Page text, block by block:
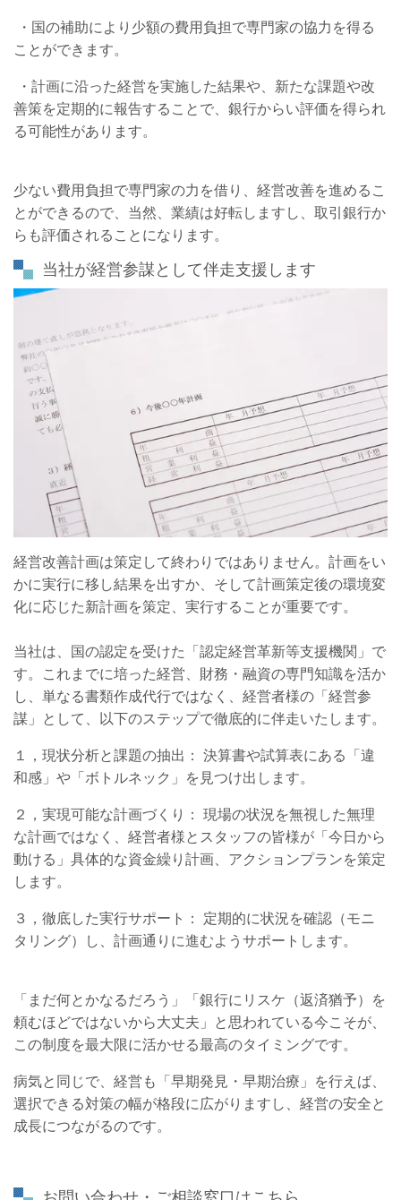
・国の補助により少額の費用負担で専門家の協力を得る
ことができます。
・計画に沿った経営を実施した結果や、新たな課題や改
善策を定期的に報告することで、銀行からい評価を得られ
る可能性があります。
少ない費用負担で専門家の力を借り、経営改善を進めるこ
とができるので、当然、業績は好転しますし、取引銀行か
らも評価されることになります。
当社が経営参謀として伴走支援します
経営改善計画は策定して終わりではありません。計画をい
かに実行に移し結果を出すか、そして計画策定後の環境変
化に応じた新計画を策定、実行することが重要です。
当社は、国の認定を受けた「認定経営革新等支援機関」で
す。これまでに培った経営、財務・融資の専門知識を活か
し、単なる書類作成代行ではなく、経営者様の「経営参
謀」として、以下のステップで徹底的に伴走いたします。
１，現状分析と課題の抽出： 決算書や試算表にある「違
和感」や「ボトルネック」を見つけ出します。
２，実現可能な計画づくり： 現場の状況を無視した無理
な計画ではなく、経営者様とスタッフの皆様が「今日から
動ける」具体的な資金繰り計画、アクションプランを策定
します。
３，徹底した実行サポート： 定期的に状況を確認（モニ
タリング）し、計画通りに進むようサポートします。
「まだ何とかなるだろう」「銀行にリスケ（返済猶予）を
頼むほどではないから大丈夫」と思われている今こそが、
この制度を最大限に活かせる最高のタイミングです。
病気と同じで、経営も「早期発見・早期治療」を行えば、
選択できる対策の幅が格段に広がりますし、経営の安全と
成長につながるのです。